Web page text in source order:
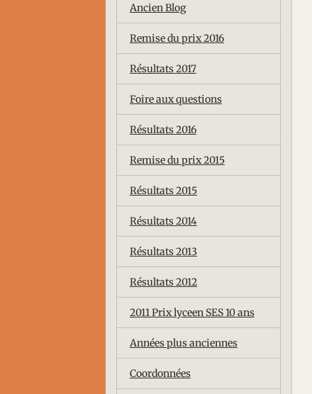
Ancien Blog
Remise du prix 2016
Résultats 2017
Foire aux questions
Résultats 2016
Remise du prix 2015
Résultats 2015
Résultats 2014
Résultats 2013
Résultats 2012
2011 Prix lyceen SES 10 ans
Années plus anciennes
Coordonnées